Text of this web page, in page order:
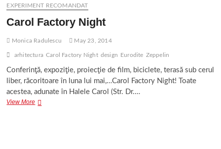
EXPERIMENT RECOMANDAT
Carol Factory Night
Monica Radulescu May 23, 2014
arhitectura Carol Factory Night design Eurodite Zeppelin
Conferinţă, expoziţie, proiecţie de film, biciclete, terasă sub cerul
liber, răcoritoare în luna lui mai,…Carol Factory Night! Toate
acestea, adunate în Halele Carol (Str. Dr.…
View MoreCarol